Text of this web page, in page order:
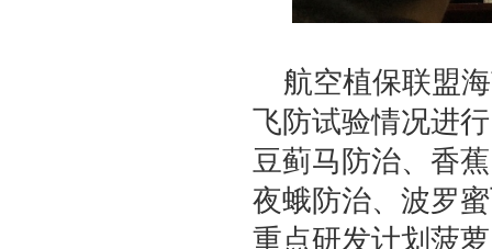
航空植保联盟
飞防试验情况进
豆蓟马防治、香
夜蛾防治、波罗
重点研发计划菠